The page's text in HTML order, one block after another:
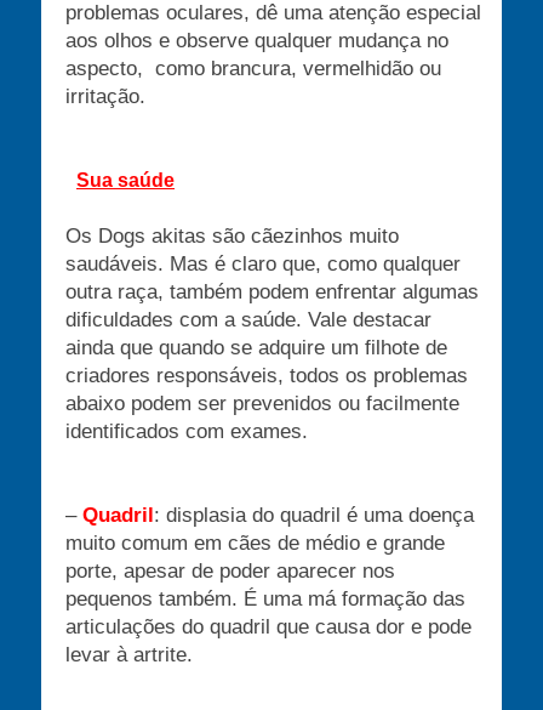
problemas oculares, dê uma atenção especial
aos olhos e observe qualquer mudança no
aspecto, como brancura, vermelhidão ou
irritação.
Sua saúde
Os Dogs akitas são cãezinhos muito
saudáveis. Mas é claro que, como qualquer
outra raça, também podem enfrentar algumas
dificuldades com a saúde. Vale destacar
ainda que quando se adquire um filhote de
criadores responsáveis, todos os problemas
abaixo podem ser prevenidos ou facilmente
identificados com exames.
– Quadril : displasia do quadril é uma doença
muito comum em cães de médio e grande
porte, apesar de poder aparecer nos
pequenos também. É uma má formação das
articulações do quadril que causa dor e pode
levar à artrite.